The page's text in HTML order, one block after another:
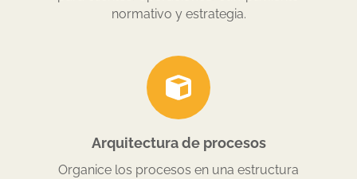
normativo y estrategia.
Arquitectura de procesos
Organice los procesos en una estructura